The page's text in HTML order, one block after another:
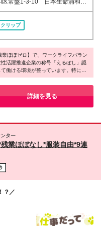
：00》 子どもの習い事に合わ
に更新） ※更新上限：無
記を除く当社関連勤務地
リップ
業ほぼゼロ】で、ワークライフバラン
活躍推進企業の称号「えるぼし」認
働ける環境が整っています。特に印
員ほど評価される」という評価指
額にプラスアルファで反映される仕
を両立したい方にとって嬉しい制度
だと思います♪
詳細を見る
ター
業ほぼなし*服装自由*9連
？／